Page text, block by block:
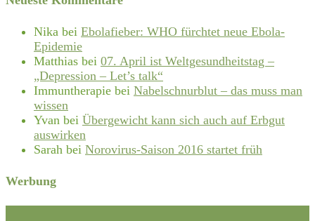
Nika bei Ebolafieber: WHO fürchtet neue Ebola-
Epidemie
Matthias bei 07. April ist Weltgesundheitstag –
„Depression – Let’s talk“
Immuntherapie bei Nabelschnurblut – das muss man
wissen
Yvan bei Übergewicht kann sich auch auf Erbgut
auswirken
Sarah bei Norovirus-Saison 2016 startet früh
Werbung